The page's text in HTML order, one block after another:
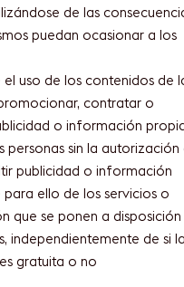
de las
puedan ocasionar a los
el uso de los contenidos de
contratar o
o información
personas sin la autorización
publicidad o información
para ello de los servicios o
que se ponen a disposición
independientemente de si la
gratuita o no